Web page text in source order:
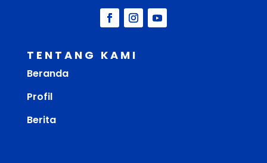
TENTANG KAMI
Beranda
Profil
Berita